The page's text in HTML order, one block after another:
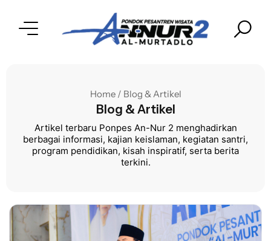
Home / Blog & Artikel
Blog & Artikel
Artikel terbaru Ponpes An-Nur 2 menghadirkan
berbagai informasi, kajian keislaman, kegiatan santri,
program pendidikan, kisah inspiratif, serta berita
terkini.